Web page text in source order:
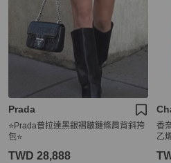
Prada
⭐️Prada普拉達黑銀褶皺鏈條肩背斜挎
包⭐️
TWD 28,888
香
乙